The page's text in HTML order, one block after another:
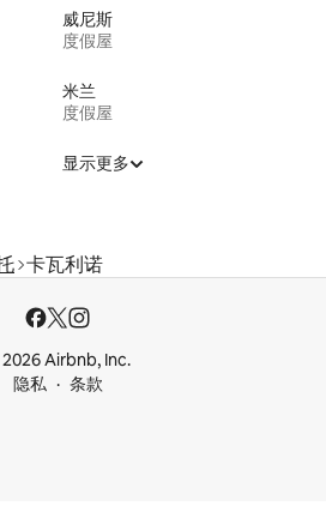
威尼斯
度假屋
米兰
度假屋
显示更多
卡瓦利诺
Airbnb, Inc.
隐私
条款